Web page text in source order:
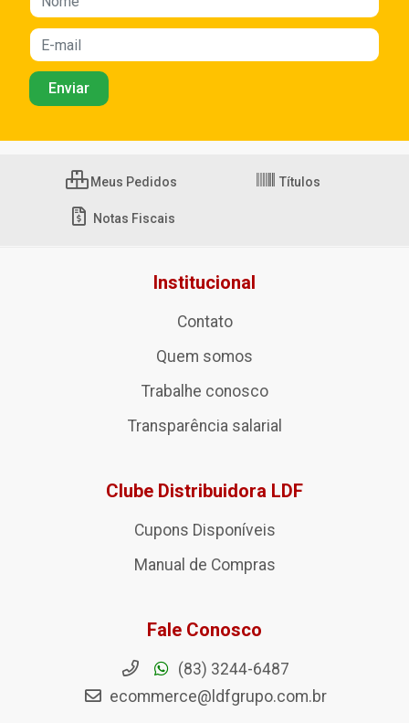
Meus Pedidos Títulos
Notas Fiscais
Institucional
Contato
Quem somos
Trabalhe conosco
Transparência salarial
Clube Distribuidora LDF
Cupons Disponíveis
Manual de Compras
Fale Conosco
(83) 3244-6487
ecommerce@ldfgrupo.com.br